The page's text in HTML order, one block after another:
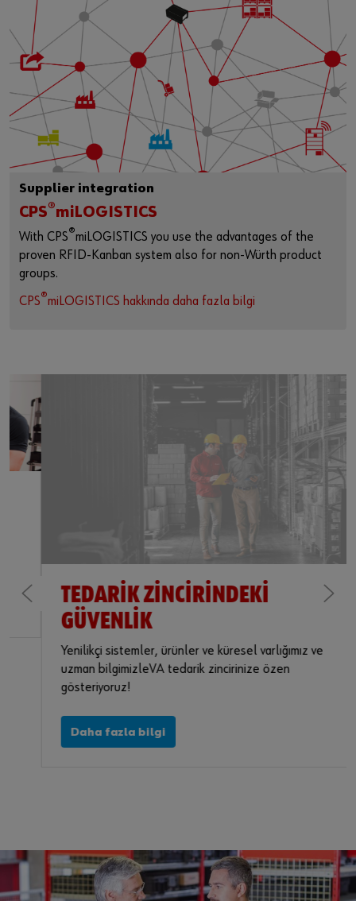
Supplier integration
CPS®miLOGISTICS
With CPS®miLOGISTICS you use the advantages of the
proven RFID-Kanban system also for non-Würth product
groups.
CPS®miLOGISTICS hakkında daha fazla bilgi
TEDARIK ZINCIRINDEKI
GÜVENLIK
Yenilikçi sistemler, ürünler ve küresel varlığımız ve
uzman bilgimizleVA tedarik zincirinize özen
gösteriyoruz!
Daha fazla bilgi